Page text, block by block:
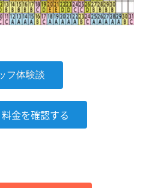
フ体験談
金を確認する